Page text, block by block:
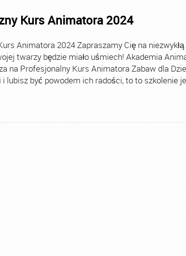
Kurs Animatora 2024
Animatora 2024 Zapraszamy Cię na
twarzy będzie miało uśmiech! Akademia
na Profesjonalny Kurs Animatora Zabaw dla
i lubisz być powodem ich radości, to to szkolenie